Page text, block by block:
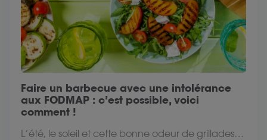
Faire un barbecue avec une intolérance
aux FODMAP : c’est possible, voici
comment !
L’été, le soleil et cette bonne odeur de grillades…